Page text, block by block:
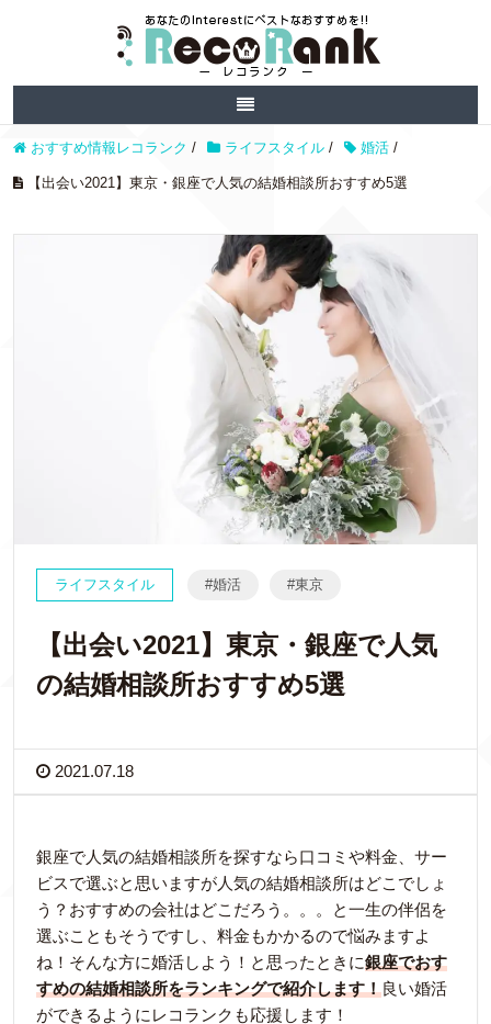
おすすめ情報レコランク / ライフスタイル / 婚活 /
【出会い2021】東京・銀座で人気の結婚相談所おすすめ5選
ライフスタイル 婚活 東京
【出会い2021】東京・銀座で人気
の結婚相談所おすすめ5選
2021.07.18
銀座で人気の結婚相談所を探すなら口コミや料金、サー
ビスで選ぶと思いますが人気の結婚相談所はどこでしょ
う？おすすめの会社はどこだろう。。。と一生の伴侶を
選ぶこともそうですし、料金もかかるので悩みますよ
ね！そんな方に婚活しよう！と思ったときに銀座でおす
すめの結婚相談所をランキングで紹介します！良い婚活
ができるようにレコランクも応援します！